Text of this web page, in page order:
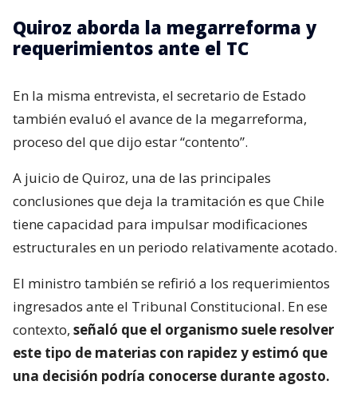
Quiroz aborda la megarreforma y
requerimientos ante el TC
En la misma entrevista, el secretario de Estado
también evaluó el avance de la megarreforma,
proceso del que dijo estar “contento”.
A juicio de Quiroz, una de las principales
conclusiones que deja la tramitación es que Chile
tiene capacidad para impulsar modificaciones
estructurales en un periodo relativamente acotado.
El ministro también se refirió a los requerimientos
ingresados ante el Tribunal Constitucional. En ese
contexto, señaló que el organismo suele resolver
este tipo de materias con rapidez y estimó que
una decisión podría conocerse durante agosto.